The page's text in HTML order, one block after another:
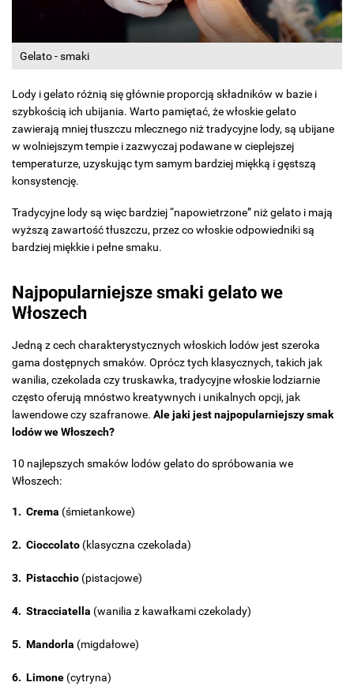
Gelato - smaki
Lody i gelato różnią się głównie proporcją składników w bazie i
szybkością ich ubijania. Warto pamiętać, że włoskie gelato
zawierają mniej tłuszczu mlecznego niż tradycyjne lody, są ubijane
w wolniejszym tempie i zazwyczaj podawane w cieplejszej
temperaturze, uzyskując tym samym bardziej miękką i gęstszą
konsystencję.
Tradycyjne lody są więc bardziej “napowietrzone” niż gelato i mają
wyższą zawartość tłuszczu, przez co włoskie odpowiedniki są
bardziej miękkie i pełne smaku.
Najpopularniejsze smaki gelato we
Włoszech
Jedną z cech charakterystycznych włoskich lodów jest szeroka
gama dostępnych smaków. Oprócz tych klasycznych, takich jak
wanilia, czekolada czy truskawka, tradycyjne włoskie lodziarnie
często oferują mnóstwo kreatywnych i unikalnych opcji, jak
lawendowe czy szafranowe. Ale jaki jest najpopularniejszy smak
lodów we Włoszech?
10 najlepszych smaków lodów gelato do spróbowania we
Włoszech:
Crema (śmietankowe)
Cioccolato (klasyczna czekolada)
Pistacchio (pistacjowe)
Stracciatella (wanilia z kawałkami czekolady)
Mandorla (migdałowe)
Limone (cytryna)